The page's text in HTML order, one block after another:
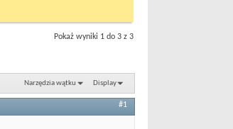
Pokaż wyniki 1 do 3 z 3
Narzędzia wątku Display
#1